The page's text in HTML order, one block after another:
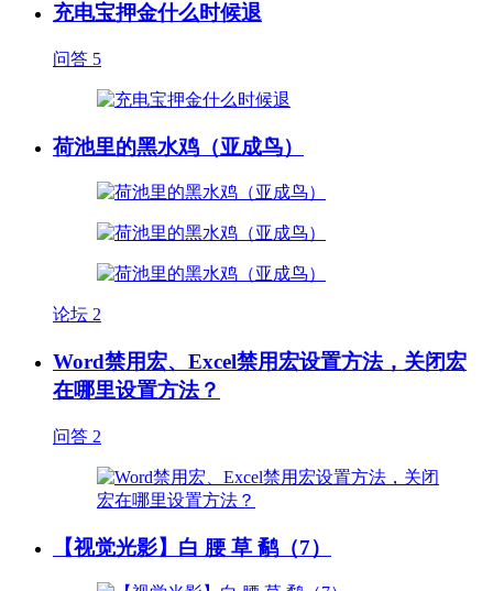
充电宝押金什么时候退
问答 5
荷池里的黑水鸡（亚成鸟）
论坛 2
Word禁用宏、Excel禁用宏设置方法，关闭宏
在哪里设置方法？
问答 2
【视觉光影】白 腰 草 鹬（7）